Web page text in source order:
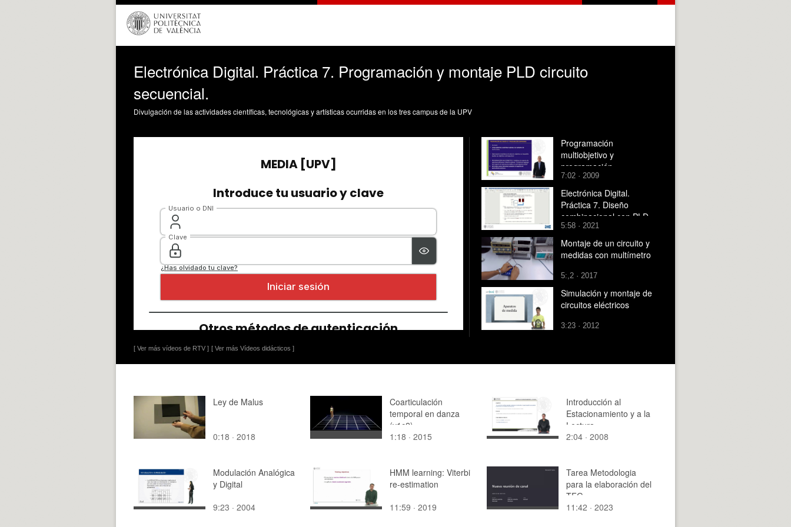
Electrónica Digital. Práctica 7. Programación y montaje PLD circuito
secuencial.
Divulgación de las actividades científicas, tecnológicas y artísticas ocurridas en los tres campus de la UPV
[ Ver más vídeos de RTV ] [ Ver más Vídeos didácticos ]
Programación
multiobjetivo y
programación
compromiso
7:02 · 2009
Electrónica Digital.
Práctica 7. Diseño
combinacional con PLD.
5:58 · 2021
Montaje de un circuito y
medidas con multímetro
5:,2 · 2017
Simulación y montaje de
circuitos eléctricos
3:23 · 2012
Ley de Malus
0:18 · 2018
Coarticulación
temporal en danza
(v1c2)
1:18 · 2015
Introducción al
Estacionamiento y a la
Lectura
2:04 · 2008
Modulación Analógica
y Digital
9:23 · 2004
HMM learning: Viterbi
re-estimation
11:59 · 2019
Tarea Metodologia
para la elaboración del
TFG
11:42 · 2023